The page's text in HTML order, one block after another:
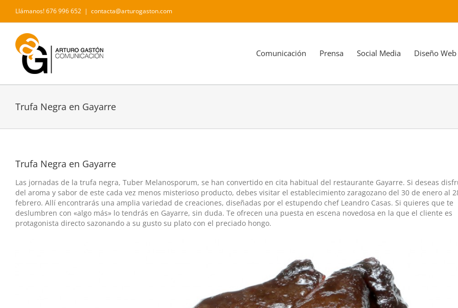
contenido
Llámanos! 676 996 652 | contacta@arturogaston.com
Comunicación Prensa Social Media Diseño Web
Trufa Negra en Gayarre
Trufa Negra en Gayarre
Las jornadas de la trufa negra, Tuber Melanosporum, se han convertido en cita habitual del restaurante Gayarre. Si deseas
del aroma y sabor de este cada vez menos misterioso producto, debes visitar el establecimiento zaragozano del 30 de enero al
febrero. Allí encontrarás una amplia variedad de creaciones, diseñadas por el estupendo chef Leandro Casas. Si quieres que te
deslumbren con «algo más» lo tendrás en Gayarre, sin duda. Te ofrecen una puesta en escena novedosa en la que el cliente es
protagonista directo sazonando a su gusto su plato con el preciado hongo.